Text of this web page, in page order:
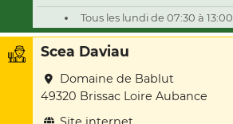
Tous les lundi de 07:30 à 13:00
Scea Daviau
Domaine de Bablut
49320 Brissac Loire Aubance